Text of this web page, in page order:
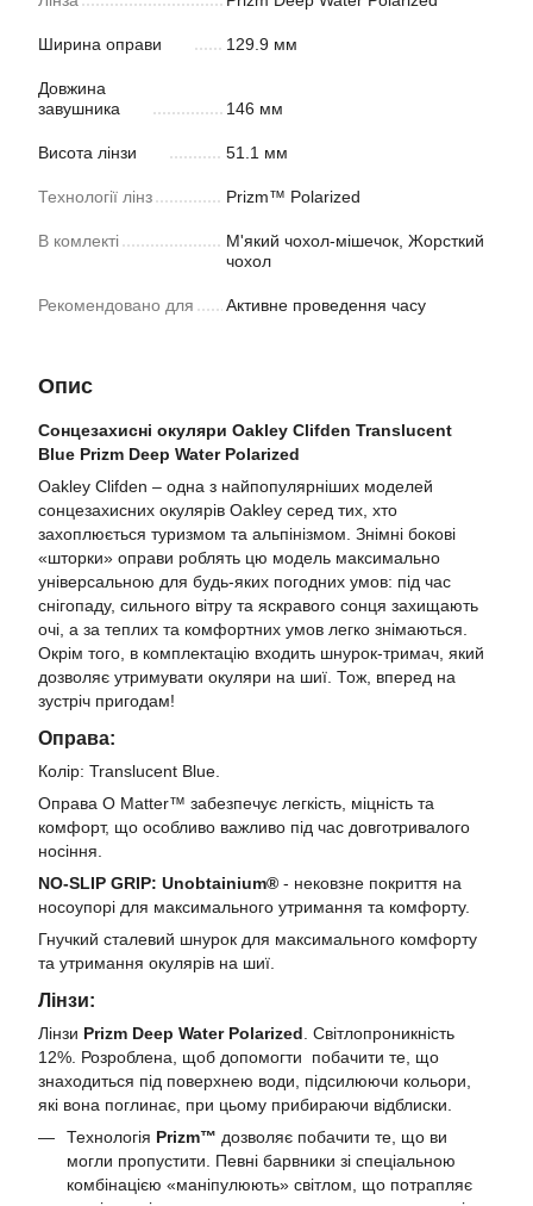
Ширина оправи 129.9 мм
Довжина
завушника
146 мм
Висота лінзи 51.1 мм
Технології лінз Prizm™ Polarized
В комлекті
М'який чохол-мішечок, Жорсткий
чохол
Рекомендовано для Активне проведення часу
Опис
Сонцезахисні окуляри Oakley Clifden Translucent
Blue Prizm Deep Water Polarized
Oakley Clifden – одна з найпопулярніших моделей
сонцезахисних окулярів Oakley серед тих, хто
захоплюється туризмом та альпінізмом. Знімні бокові
«шторки» оправи роблять цю модель максимально
універсальною для будь-яких погодних умов: під час
снігопаду, сильного вітру та яскравого сонця захищають
очі, а за теплих та комфортних умов легко знімаються.
Окрім того, в комплектацію входить шнурок-тримач, який
дозволяє утримувати окуляри на шиї. Тож, вперед на
зустріч пригодам!
Оправа:
Колір: Translucent Blue.
Оправа O Matter™ забезпечує легкість, міцність та
комфорт, що особливо важливо під час довготривалого
носіння.
NO-SLIP GRIP: Unobtainium® - нековзне покриття на
носоупорі для максимального утримання та комфорту.
Гнучкий сталевий шнурок для максимального комфорту
та утримання окулярів на шиї.
Лінзи:
Лінзи Prizm Deep Water Polarized . Світлопроникність
12%. Розроблена, щоб допомогти побачити те, що
знаходиться під поверхнею води, підсилюючи кольори,
які вона поглинає, при цьому прибираючи відблиски.
Технологія Prizm™ дозволяє побачити те, що ви
могли пропустити. Певні барвники зі спеціальною
комбінацією «маніпулюють» світлом, що потрапляє